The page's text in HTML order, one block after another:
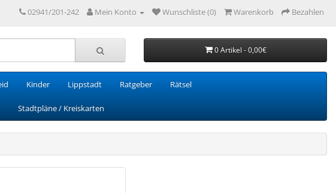
02941/201-242 Mein Konto Wunschliste (0) Warenkorb Bezahlen
0 Artikel - 0,00€
Kinder Lippstadt Ratgeber Rätsel
Stadtpläne / Kreiskarten